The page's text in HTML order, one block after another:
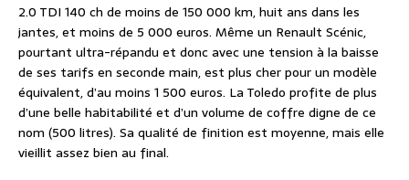
2.0 TDI 140 ch de moins de 150 000 km, huit ans dans les
jantes, et moins de 5 000 euros. Même un Renault Scénic,
pourtant ultra-répandu et donc avec une tension à la baisse
de ses tarifs en seconde main, est plus cher pour un modèle
équivalent, d’au moins 1 500 euros. La Toledo profite de plus
d’une belle habitabilité et d’un volume de coffre digne de ce
nom (500 litres). Sa qualité de finition est moyenne, mais elle
vieillit assez bien au final.